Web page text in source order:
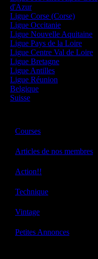
d'Azur
Ligue Corse (Corse)
Ligue Occitanie
Ligue Nouvelle Aquitaine
Ligue Pays de la Loire
Ligue Centre Val de Loire
Ligue Bretagne
Ligue Antilles
Ligue Réunion
Belgique
Suisse
Courses
Articles de nos membres
Action!!
Technique
Vintage
Petites Annonces